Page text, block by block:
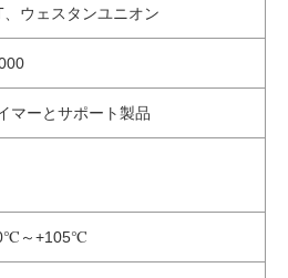
、ウェスタンユニオン
マーとサポート製品
～+105℃